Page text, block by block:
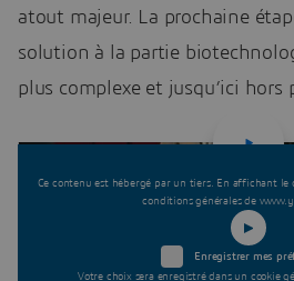
atout majeur. La prochaine
solution à la partie
plus complexe et jusqu’ici hors
Ce contenu est hébergé par un tiers. En affichant le
conditions générales de
Enregistrer mes
Votre choix sera enregistré dans un cookie